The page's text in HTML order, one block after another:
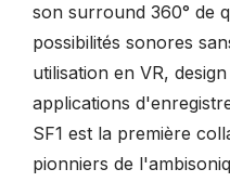
son surround 360° de
possibilités sonores
utilisation en VR,
applications
SF1 est la première
pionniers de